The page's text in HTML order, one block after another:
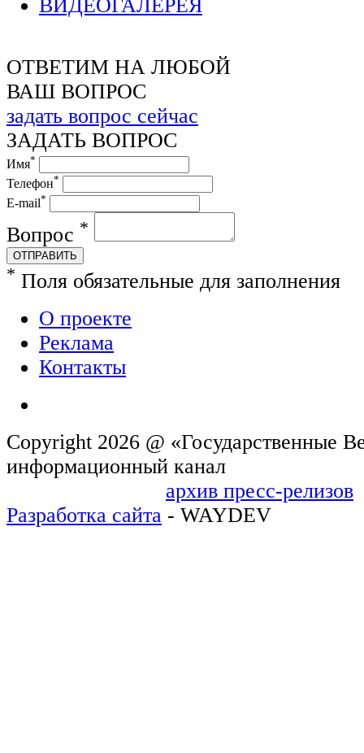
ВИДЕОГАЛЕРЕЯ
ОТВЕТИМ НА ЛЮБОЙ
ВАШ ВОПРОС
задать вопрос сейчас
ЗАДАТЬ ВОПРОС
Имя*
Телефон*
E-mail*
Вопрос *
ОТПРАВИТЬ
* Поля обязательные для заполнения
О проекте
Реклама
Контакты
Copyright 2026 @ «Государственные
архив пресс-релизов
Разработка сайта - WAYDEV